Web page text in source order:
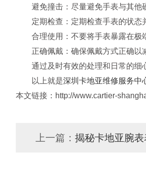
避免撞击：尽量避免手表与其他
定期检查：定期检查手表的状态
合理使用：不要将手表暴露在极
正确佩戴：确保佩戴方式正确以
通过及时有效的处理和日常的细心
以上就是深圳卡地亚维修服务中
本文链接：http://www.cartier-
上一篇： 揭秘卡地亚腕